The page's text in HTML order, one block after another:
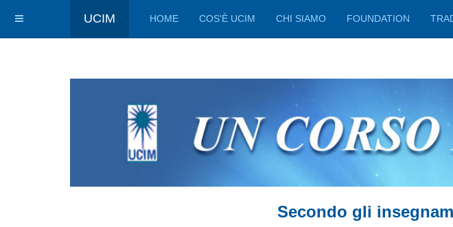
UCIM HOME COS'È UCIM CHI SIAMO FOUNDATION
Secondo gli